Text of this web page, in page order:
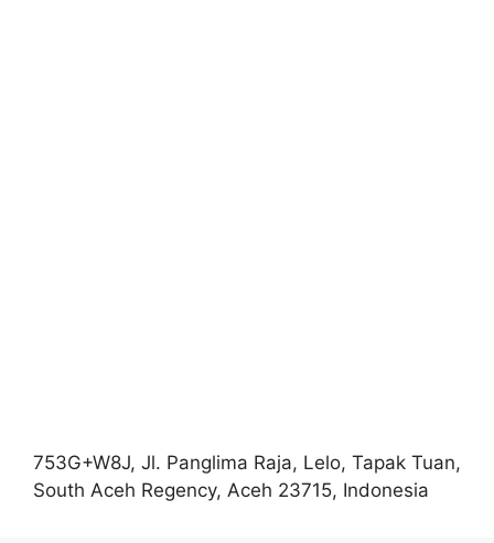
753G+W8J, Jl. Panglima Raja, Lelo, Tapak Tuan,
South Aceh Regency, Aceh 23715, Indonesia